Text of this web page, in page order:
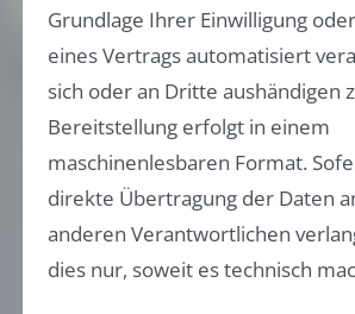
Grundlage Ihrer Einwilligung
eines Vertrags automatisiert
sich oder an Dritte aushändigen
Bereitstellung erfolgt in einem
maschinenlesbaren Format.
direkte Übertragung der Daten
anderen Verantwortlichen
dies nur, soweit es technisch